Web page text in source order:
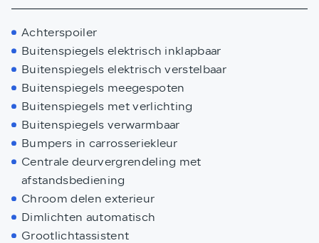
Achterspoiler
Buitenspiegels elektrisch inklapbaar
Buitenspiegels elektrisch verstelbaar
Buitenspiegels meegespoten
Buitenspiegels met verlichting
Buitenspiegels verwarmbaar
Bumpers in carrosseriekleur
Centrale deurvergrendeling met
afstandsbediening
Chroom delen exterieur
Dimlichten automatisch
Grootlichtassistent